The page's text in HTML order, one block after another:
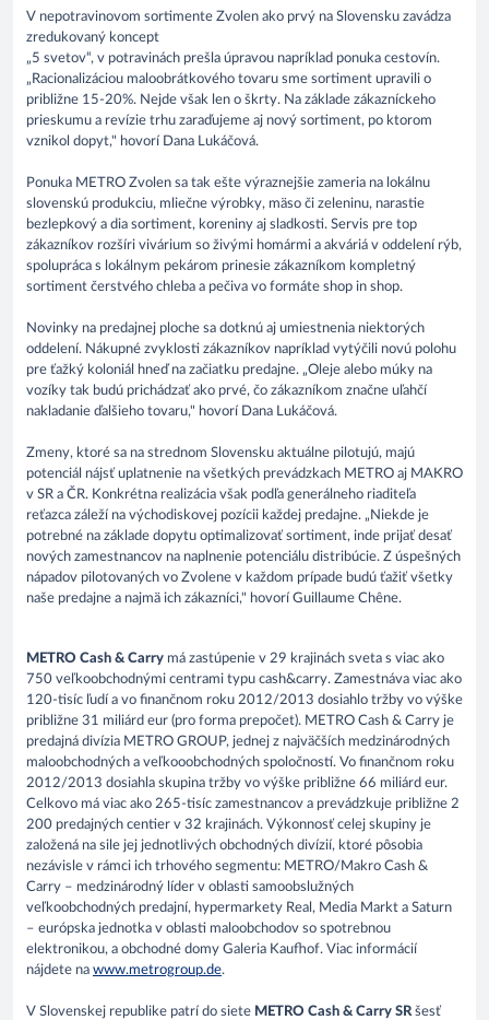
V nepotravinovom sortimente Zvolen ako prvý na Slovensku zavádza
zredukovaný koncept
„5 svetov“, v potravinách prešla úpravou napríklad ponuka cestovín.
„Racionalizáciou maloobrátkového tovaru sme sortiment upravili o
približne 15-20%. Nejde však len o škrty. Na základe zákazníckeho
prieskumu a revízie trhu zaraďujeme aj nový sortiment, po ktorom
vznikol dopyt," hovorí Dana Lukáčová.
Ponuka METRO Zvolen sa tak ešte výraznejšie zameria na lokálnu
slovenskú produkciu, mliečne výrobky, mäso či zeleninu, narastie
bezlepkový a dia sortiment, koreniny aj sladkosti. Servis pre top
zákazníkov rozšíri vivárium so živými homármi a akváriá v oddelení rýb,
spolupráca s lokálnym pekárom prinesie zákazníkom kompletný
sortiment čerstvého chleba a pečiva vo formáte shop in shop.
Novinky na predajnej ploche sa dotknú aj umiestnenia niektorých
oddelení. Nákupné zvyklosti zákazníkov napríklad vytýčili novú polohu
pre ťažký koloniál hneď na začiatku predajne. „Oleje alebo múky na
vozíky tak budú prichádzať ako prvé, čo zákazníkom značne uľahčí
nakladanie ďalšieho tovaru," hovorí Dana Lukáčová.
Zmeny, ktoré sa na strednom Slovensku aktuálne pilotujú, majú
potenciál nájsť uplatnenie na všetkých prevádzkach METRO aj MAKRO
v SR a ČR. Konkrétna realizácia však podľa generálneho riaditeľa
reťazca záleží na východiskovej pozícii každej predajne. „Niekde je
potrebné na základe dopytu optimalizovať sortiment, inde prijať desať
nových zamestnancov na naplnenie potenciálu distribúcie. Z úspešných
nápadov pilotovaných vo Zvolene v každom prípade budú ťažiť všetky
naše predajne a najmä ich zákazníci," hovorí Guillaume Chêne.
METRO Cash & Carry má zastúpenie v 29 krajinách sveta s viac ako
750 veľkoobchodnými centrami typu cash&carry. Zamestnáva viac ako
120-tisíc ľudí a vo finančnom roku 2012/2013 dosiahlo tržby vo výške
približne 31 miliárd eur (pro forma prepočet). METRO Cash & Carry je
predajná divízia METRO GROUP, jednej z najväčších medzinárodných
maloobchodných a veľkooobchodných spoločností. Vo finančnom roku
2012/2013 dosiahla skupina tržby vo výške približne 66 miliárd eur.
Celkovo má viac ako 265-tisíc zamestnancov a prevádzkuje približne 2
200 predajných centier v 32 krajinách. Výkonnosť celej skupiny je
založená na sile jej jednotlivých obchodných divízií, ktoré pôsobia
nezávisle v rámci ich trhového segmentu: METRO/Makro Cash &
Carry – medzinárodný líder v oblasti samoobslužných
veľkoobchodných predajní, hypermarkety Real, Media Markt a Saturn
– európska jednotka v oblasti maloobchodov so spotrebnou
elektronikou, a obchodné domy Galeria Kaufhof. Viac informácií
nájdete na www.metrogroup.de.
V Slovenskej republike patrí do siete METRO Cash & Carry SRšesť